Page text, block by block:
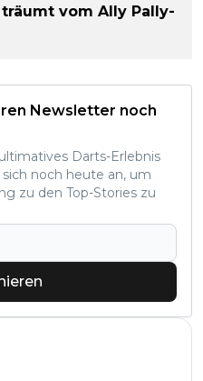
träumt vom Ally Pally-
Newsletter noch
Darts-Erlebnis
noch heute an, um
zu den Top-Stories zu